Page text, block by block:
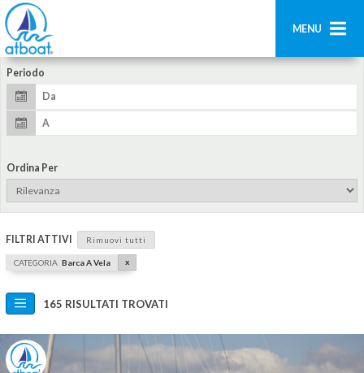
MENU
Ricerca
Aggiungi imbarcazione
Accedi
Periodo
Ordina Per
FILTRI ATTIVI Rimuovi tutti
CATEGORIA Barca A Vela x
165 RISULTATI TROVATI